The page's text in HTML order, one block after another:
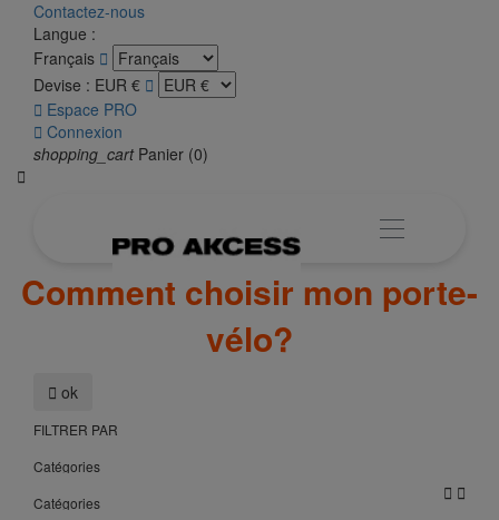
Contactez-nous
Langue :
Français 
Devise : EUR € 
 Espace PRO
 Connexion
shopping_cart Panier (0)

Comment choisir mon porte-
vélo?
 ok
FILTRER PAR
Catégories
Catégories
 